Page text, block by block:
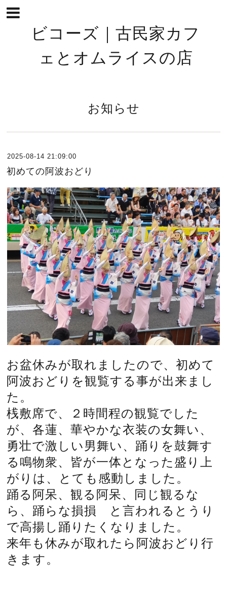
ビコーズ｜古民家カフ
ェとオムライスの店
お知らせ
2025-08-14 21:09:00
初めての阿波おどり
お盆休みが取れましたので、初めて
阿波おどりを観覧する事が出来まし
た。
桟敷席で、２時間程の観覧でした
が、各蓮、華やかな衣装の女舞い、
勇壮で激しい男舞い、踊りを鼓舞す
る鳴物衆、皆が一体となった盛り上
がりは、とても感動しました。
踊る阿呆、観る阿呆、同じ観るな
ら、踊らな損損 と言われるとうり
で高揚し踊りたくなりました。
来年も休みが取れたら阿波おどり行
きます。